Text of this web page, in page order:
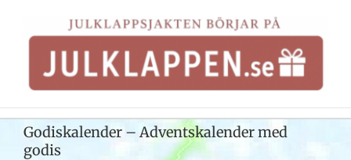
innehållet
Godiskalender – Adventskalender med
godis